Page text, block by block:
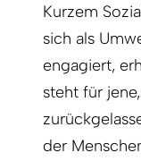
Kurzem
sich als
engagiert,
steht für
der